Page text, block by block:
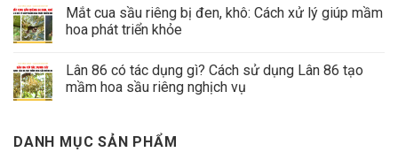
Mắt cua sầu riêng bị đen, khô: Cách xử lý giúp mầm
hoa phát triển khỏe
Lân 86 có tác dụng gì? Cách sử dụng Lân 86 tạo
mầm hoa sầu riêng nghịch vụ
DANH MỤC SẢN PHẨM